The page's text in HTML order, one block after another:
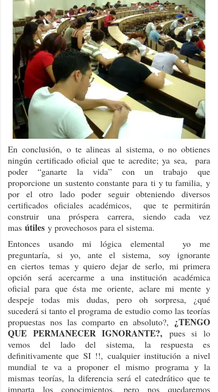
En conclusión, o te alineas al sistema, o no obtienes
ningún certificado oficial que te acredite; ya sea, para
poder “ganarte la vida” con un trabajo que
proporcione un sustento constante para ti y tu familia, y
por el otro lado poder seguir obteniendo diversos
certificados oficiales académicos, que te permitirán
construir una próspera carrera, siendo cada vez
mas útiles y provechosos para el sistema.
Entonces usando mi lógica elemental yo me
preguntaría, si yo, ante el sistema, soy ignorante
en ciertos temas y quiero dejar de serlo, mi primera
opción será acercarme a una institución académica
oficial para que ésta me oriente, aclare mi mente y
despeje todas mis dudas, pero oh sorpresa, ¿qué
sucederá si tanto el programa de estudio como las teorías
propuestas nos las comparto en absoluto?, ¿TENGO
QUE PERMANECER IGNORANTE?, pues si lo
vemos del lado del sistema, la respuesta es
definitivamente que SI !!, cualquier institución a nivel
mundial te va a proponer el mismo programa y la
mismas teorías, la diferencia será el catedrático que te
imparta los conocimientos, pero nos quedaremos